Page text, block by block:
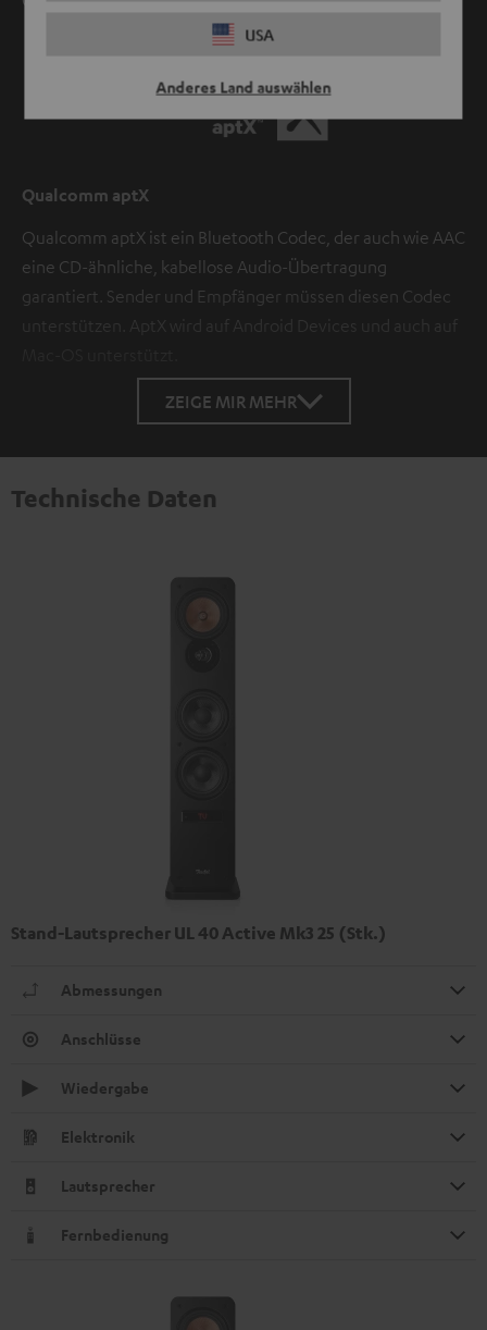
USA
Anderes Land auswählen
Qualcomm aptX
Qualcomm aptX ist ein Bluetooth Codec, der auch wie AAC
eine CD-ähnliche, kabellose Audio-Übertragung
garantiert. Sender und Empfänger müssen diesen Codec
unterstützen. AptX wird auf Android Devices und auch auf
ZEIGE MIR MEHR
Technische Daten
Stand-Lautsprecher UL 40 Active Mk3 25 (Stk.)
Abmessungen
Anschlüsse
Wiedergabe
Elektronik
Lautsprecher
Fernbedienung